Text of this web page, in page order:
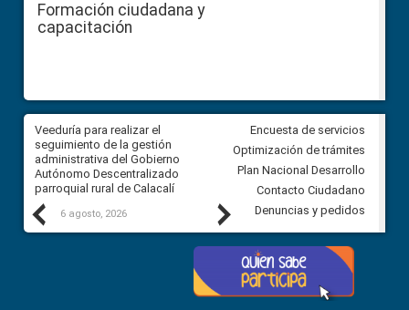
Formación ciudadana y
capacitación
Previous
Veeduría para realizar el
seguimiento de la gestión
administrativa del Gobierno
Autónomo Descentralizado
parroquial rural de Calacalí
6 agosto, 2026
Veeduría para vigilar los
derivados de la Audiencia
comunidad Urbina, parroquia
Carolina
5 agosto, 2026
Next
Encuesta de servicios
Optimización de trámites
Plan Nacional Desarrollo
Contacto Ciudadano
Denuncias y pedidos